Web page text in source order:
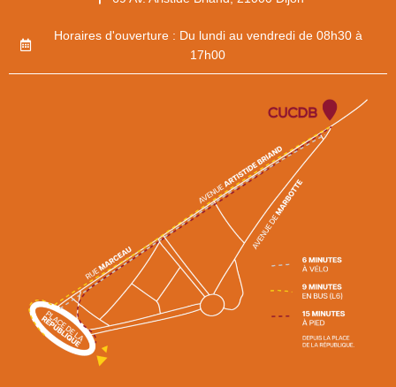
Horaires d'ouverture : Du lundi au vendredi de 08h30 à
17h00